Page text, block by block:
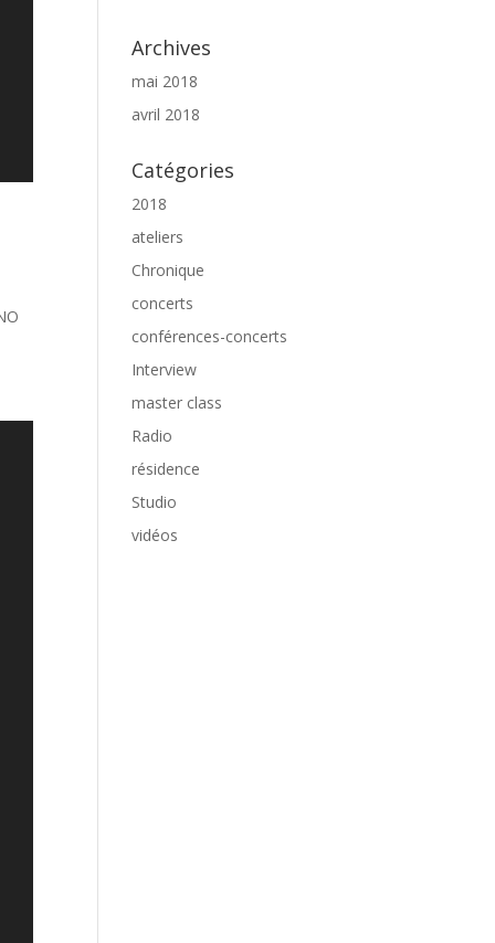
Archives
mai 2018
avril 2018
Catégories
2018
ateliers
Chronique
concerts
conférences-concerts
Interview
master class
Radio
résidence
Studio
vidéos